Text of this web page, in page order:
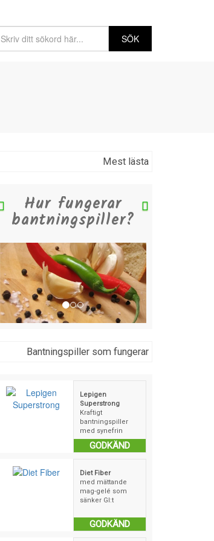
Mest lästa
Vilken diet
passar dig?
Previous Next
Bantningspiller som fungerar
Lepigen
Superstrong
Kraftigt
bantningspiller
med synefrin
GODKÄND
Diet Fiber
med mättande
mag-gelé som
sänker GI:t
GODKÄND